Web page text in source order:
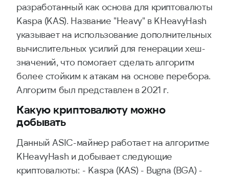
разработанный как основа для криптовалюты
Kaspa (KAS). Название "Heavy" в KHeavyHash
указывает на использование дополнительных
вычислительных усилий для генерации хеш-
значений, что помогает сделать алгоритм
более стойким к атакам на основе перебора.
Алгоритм был представлен в 2021 г.
Какую криптовалюту можно
добывать
Данный ASIC-майнер работает на алгоритме
KHeavyHash и добывает следующие
криптовалюты: - Kaspa (KAS) - Bugna (BGA) -